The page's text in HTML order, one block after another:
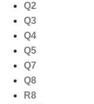
Q2
Q3
Q4
Q5
Q7
Q8
R8